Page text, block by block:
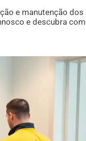
e manutenção dos
e descubra